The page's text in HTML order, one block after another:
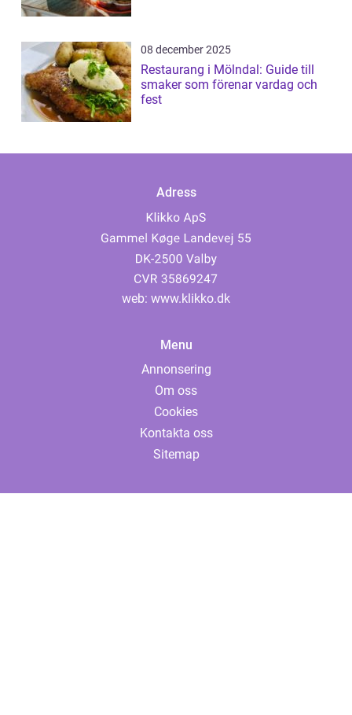
08 december 2025
Restaurang i Mölndal: Guide till
smaker som förenar vardag och
fest
Adress
web: www.klikko.dk
Menu
Annonsering
Om oss
Cookies
Kontakta oss
Sitemap